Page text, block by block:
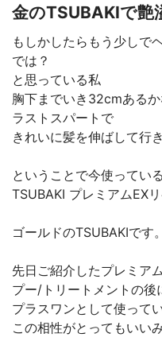
金のTSUBAKIで艶
もしかしたらもう少しで
では？
と思っている私
胸下までいき32cmある
ラストスパートで
きれいに髪を伸ばして行
ということで今使ってい
TSUBAKI プレミアムEX
ゴールドのTSUBAKIです。
先日ご紹介したプレミア
プー/トリートメントの後
プラスワンとして使ってい
この相性がとってもいい